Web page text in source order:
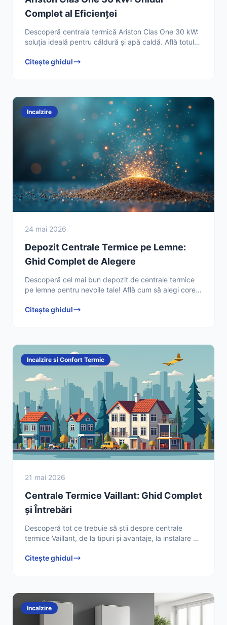
Complet al Eficienței
Descoperă centrala termică Ariston Clas One 30 kW:
soluția ideală pentru căldură și apă caldă. Află totul
Citește ghidul
Incalzire
24 mai 2026
Depozit Centrale Termice pe Lemne:
Ghid Complet de Alegere
Descoperă cel mai bun depozit de centrale termice
pe lemne pentru nevoile tale! Află cum să alegi corect
Citește ghidul
Incalzire si Confort Termic
21 mai 2026
Centrale Termice Vaillant: Ghid Complet
și Întrebări
Descoperă tot ce trebuie să știi despre centrale
termice Vaillant, de la tipuri și avantaje, la instalare și
Citește ghidul
Incalzire